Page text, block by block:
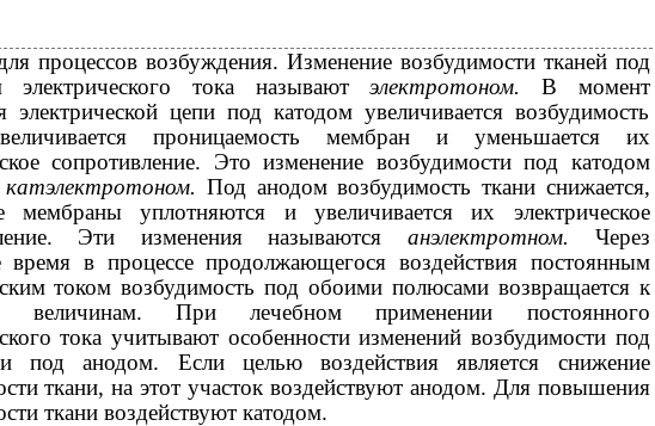
процессов возбуждения. Изменение возбудимости тканей под
электрического тока называютэлектротоном. В момент
электрической цепи под катодом увеличивается возбудимость
проницаемость мембран и уменьшается их
сопротивление. Это изменение возбудимости под катодом
катэлектротоном. Под анодом возбудимость ткани снижается,
мембраны уплотняются и увеличивается их электрическое
Эти изменения называются анэлектротном. Через
время в процессе продолжающегося воздействия постоянным
током возбудимость под обоими полюсами возвращается к
величинам. При лечебном применении постоянного
тока учитывают особенности изменений возбудимости под
под анодом. Если целью воздействия является снижение
ткани, на этот участок воздействуют анодом. Для повышения
ткани воздействуют катодом.